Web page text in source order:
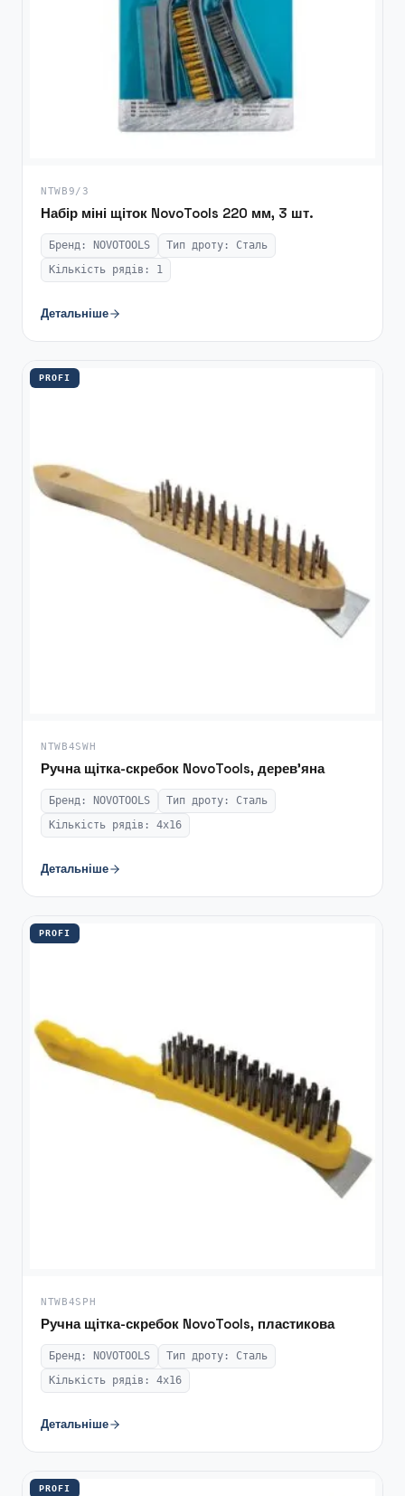
NTWB9/3
Набір міні щіток NovoTools 220 мм, 3 шт.
Бренд: NOVOTOOLS
Тип дроту: Сталь
Кількість рядів: 1
Детальніше
PROFI
NTWB4SWH
Ручна щітка-скребок NovoTools, дерев’яна
Бренд: NOVOTOOLS
Тип дроту: Сталь
Кількість рядів: 4х16
Детальніше
PROFI
NTWB4SPH
Ручна щітка-скребок NovoTools, пластикова
Бренд: NOVOTOOLS
Тип дроту: Сталь
Кількість рядів: 4х16
Детальніше
PROFI